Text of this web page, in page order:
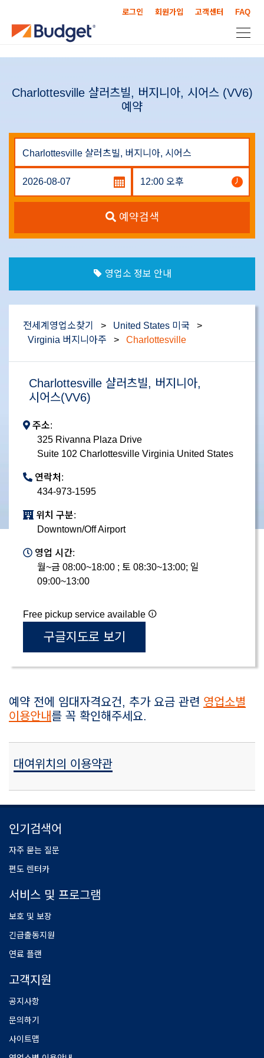
로그인 회원가입 고객센터 FAQ
Charlottesville 샬러츠빌, 버지니아, 시어스 (VV6)
예약
예약검색
영업소 정보 안내
전세계영업소찾기 > United States 미국
>
Virginia 버지니아주
> Charlottesville
Charlottesville 샬러츠빌, 버지니아,
시어스(VV6)
주소:
325 Rivanna Plaza Drive
Suite 102 Charlottesville Virginia United States
연락처:
434-973-1595
위치 구분:
Downtown/Off Airport
영업 시간:
월~금 08:00~18:00 ; 토 08:30~13:00; 일
09:00~13:00
Free pickup service available
구글지도로 보기
예약 전에 임대자격요건, 추가 요금 관련 영업소별
이용안내를 꼭 확인해주세요.
대여위치의 이용약관
인기검색어
자주 묻는 질문
편도 렌터카
서비스 및 프로그램
보호 및 보장
긴급출동지원
연료 플랜
고객지원
공지사항
문의하기
사이트맵